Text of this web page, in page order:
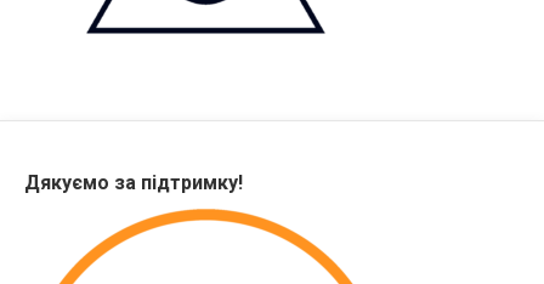
Дякуємо за підтримку!